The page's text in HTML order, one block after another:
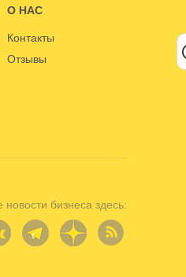
О НАС
Контакты
Отзывы
новости бизнеса здесь: